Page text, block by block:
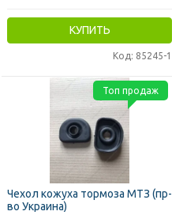
КУПИТЬ
Код: 85245-1
Чехол кожуха тормоза МТЗ (пр-
во Украина)
Топ продаж